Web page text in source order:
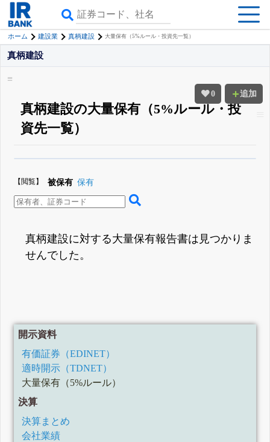
ホーム 建設業 真柄建設 大量保有（5%ルール・投資先一覧）
0 追加
真柄建設
真柄建設の大量保有（5%ルール・投
資先一覧）
に詳しく分かる無料でβ版をはじめる
登録すると永久30%OFFと米株版の先行利用も付きます
【閲覧】 被保有 保有
真柄建設に対する大量保有報告書は見つかりま
せんでした。
開示資料
有価証券（EDINET）
適時開示（TDNET）
大量保有（5%ルール）
決算
決算まとめ
会社業績